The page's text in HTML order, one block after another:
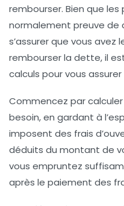
rembourser. Bien que
normalement preuve de
s’assurer que vous avez
rembourser la dette, il
calculs pour vous
Commencez par
besoin, en gardant à
imposent des frais
déduits du montant de
vous empruntez
après le paiement des